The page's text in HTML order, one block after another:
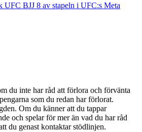
UFC BJJ 8 av stapeln i UFC:s Meta
du inte har råd att förlora och förvänta
som du redan har förlorat.
Om du känner att du tappar
och spelar för mer än vad du har råd
du genast kontaktar stödlinjen.